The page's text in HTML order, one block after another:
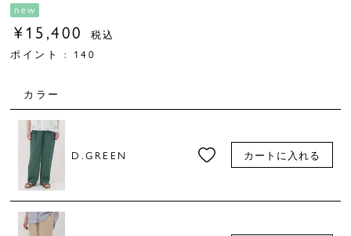
new
¥15,400
税込
ポイント : 140
カラー
D.GREEN カートに入れる